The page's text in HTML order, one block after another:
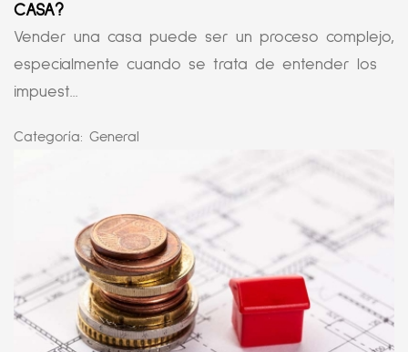
CASA?
Vender una casa puede ser un proceso complejo,
especialmente cuando se trata de entender los
impuest...
Categoría: General